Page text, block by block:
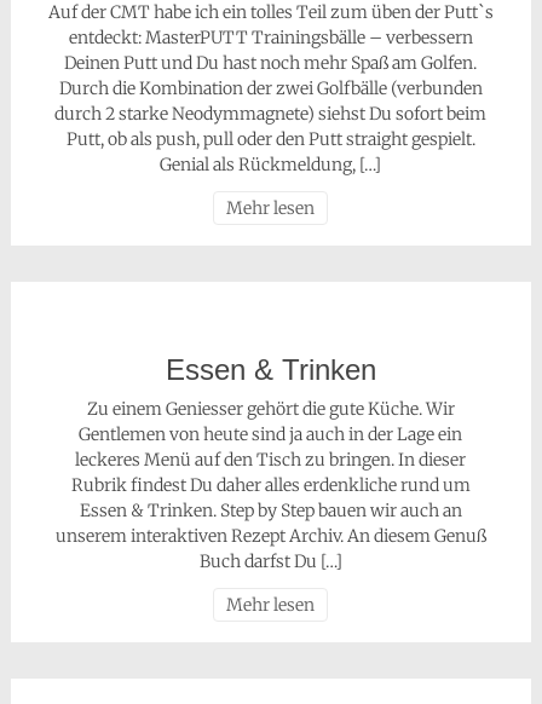
Auf der CMT habe ich ein tolles Teil zum üben der Putt`s
entdeckt: MasterPUTT Trainingsbälle – verbessern
Deinen Putt und Du hast noch mehr Spaß am Golfen.
Durch die Kombination der zwei Golfbälle (verbunden
durch 2 starke Neodymmagnete) siehst Du sofort beim
Putt, ob als push, pull oder den Putt straight gespielt.
Genial als Rückmeldung, […]
Mehr lesen
Essen & Trinken
Zu einem Geniesser gehört die gute Küche. Wir
Gentlemen von heute sind ja auch in der Lage ein
leckeres Menü auf den Tisch zu bringen. In dieser
Rubrik findest Du daher alles erdenkliche rund um
Essen & Trinken. Step by Step bauen wir auch an
unserem interaktiven Rezept Archiv. An diesem Genuß
Buch darfst Du […]
Mehr lesen